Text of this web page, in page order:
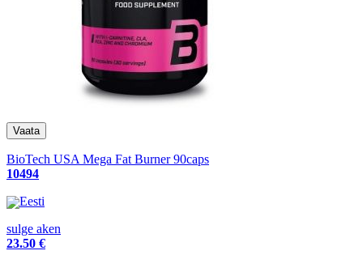
BioTech USA Mega Fat Burner 90caps
10494
Eesti
sulge aken
23.50 €